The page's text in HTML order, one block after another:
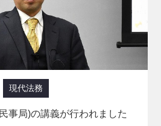
現代法務
事局)の講義が行われました